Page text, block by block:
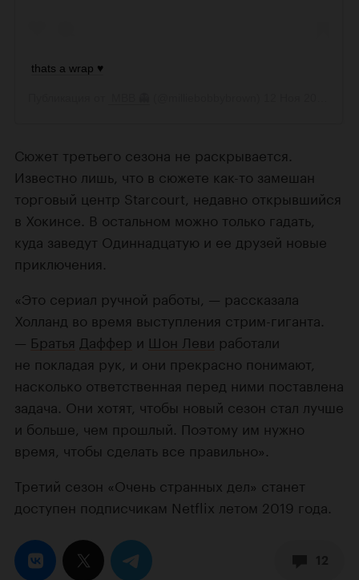
Сюжет третьего сезона не раскрывается.
Известно лишь, что в сюжете как-то замешан
торговый центр Starcourt, недавно открывшийся
в Хокинсе. В остальном можно только гадать,
куда заведут Одиннадцатую и ее друзей новые
приключения.
«Это сериал ручной работы, — рассказала
Холланд во время выступления стрим-гиганта.
— Братья Даффер и Шон Леви работали
не покладая рук, и они прекрасно понимают,
насколько ответственная перед ними поставлена
задача. Они хотят, чтобы новый сезон стал лучше
и больше, чем прошлый. Поэтому им нужно
время, чтобы сделать все правильно».
Третий сезон «Очень странных дел» станет
доступен подписчикам Netflix летом 2019 года.